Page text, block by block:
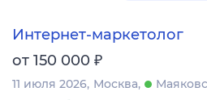
Интернет-маркетолог
от 150 000 ₽
11 июля 2026 Москва